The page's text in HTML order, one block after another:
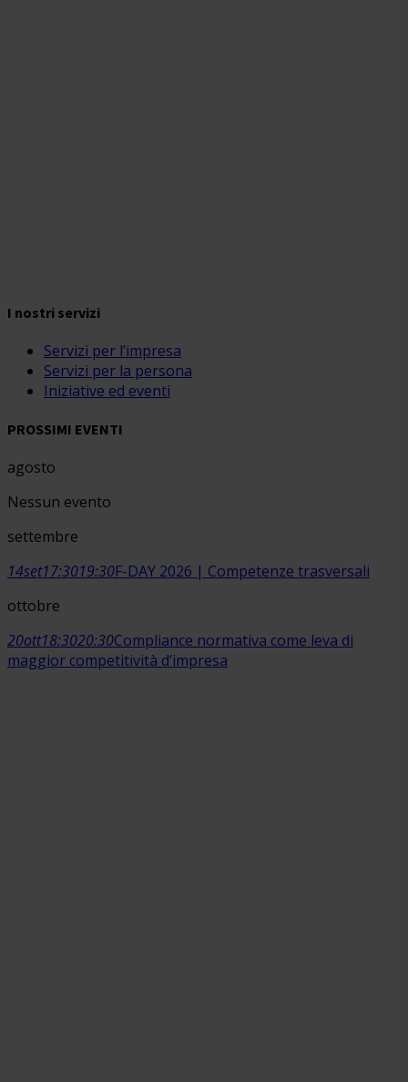
I nostri servizi
Servizi per l’impresa
Servizi per la persona
Iniziative ed eventi
PROSSIMI EVENTI
agosto
Nessun evento
settembre
14set17:3019:30F-DAY 2026 | Competenze trasversali
ottobre
20ott18:3020:30Compliance normativa come leva di
maggior competitività d’impresa